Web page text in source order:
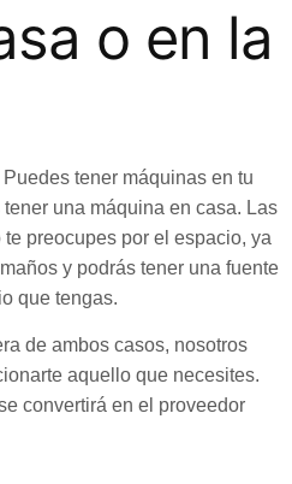
o en la
tener máquinas en tu
una máquina en casa. Las
preocupes por el espacio, ya
y podrás tener una fuente
que tengas.
de ambos casos, nosotros
aquello que necesites.
convertirá en el proveedor